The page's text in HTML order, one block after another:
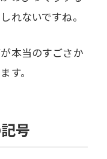
れないですね。
本当のすごさか
す。
号